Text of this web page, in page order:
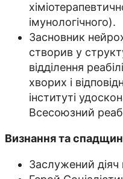
імунологічного).
Засновник
створив у
відділення
хворих і
інституті
Всесоюзний
Визнання та
Заслужений